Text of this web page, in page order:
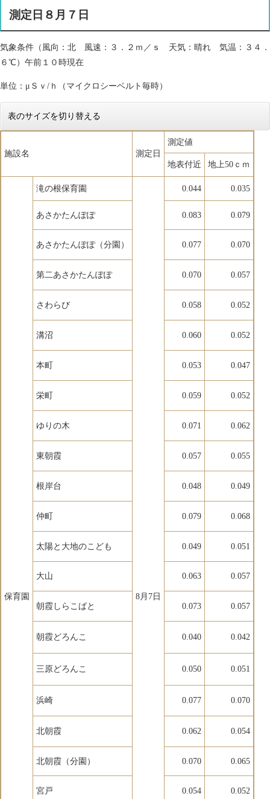
測定日８月７日
気象条件（風向：北 風速：３．２ｍ／ｓ 天気：晴れ 気温：３４．
６℃）午前１０時現在
単位：μＳｖ/ｈ（マイクロシーベルト毎時）
表のサイズを切り替える
施設名 測定日
測定値
地表付近 地上50ｃｍ
保育園
滝の根保育園
8月7日
0.044 0.035
あさかたんぽぽ 0.083 0.079
あさかたんぽぽ（分園） 0.077 0.070
第二あさかたんぽぽ 0.070 0.057
さわらび 0.058 0.052
溝沼 0.060 0.052
本町 0.053 0.047
栄町 0.059 0.052
ゆりの木 0.071 0.062
東朝霞 0.057 0.055
根岸台 0.048 0.049
仲町 0.079 0.068
太陽と大地のこども 0.049 0.051
大山 0.063 0.057
朝霞しらこばと 0.073 0.057
朝霞どろんこ 0.040 0.042
三原どろんこ 0.050 0.051
浜崎 0.077 0.070
北朝霞 0.062 0.054
北朝霞（分園） 0.070 0.065
宮戸 0.054 0.052